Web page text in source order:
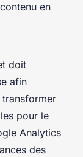
en
doit
afin
pour le
Analytics
des